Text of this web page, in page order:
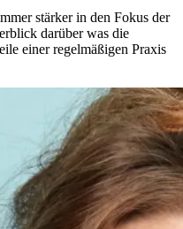
stärker in den Fokus der
darüber was die
einer regelmäßigen Praxis